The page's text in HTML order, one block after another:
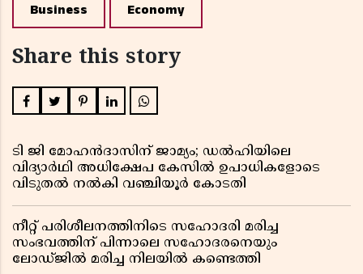
Business Economy
Share this story
ടി ജി മോഹൻദാസിന് ജാമ്യം; ഡൽഹിയിലെ
വിദ്യാർഥി അധിക്ഷേപ കേസിൽ ഉപാധികളോടെ
വിടുതൽ നൽകി വഞ്ചിയൂർ കോടതി
നീറ്റ് പരിശീലനത്തിനിടെ സഹോദരി മരിച്ച
സംഭവത്തിന് പിന്നാലെ സഹോദരനെയും
ലോഡ്ജിൽ മരിച്ച നിലയിൽ കണ്ടെത്തി